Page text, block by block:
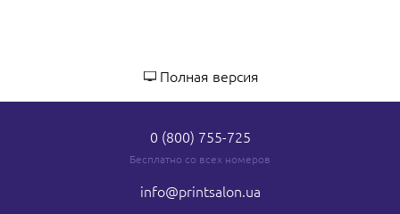
Полная версия
0 (800) 755-725
Бесплатно со всех номеров
info@printsalon.ua